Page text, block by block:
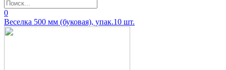
0
Веселка 500 мм (буковая), упак.10 шт.